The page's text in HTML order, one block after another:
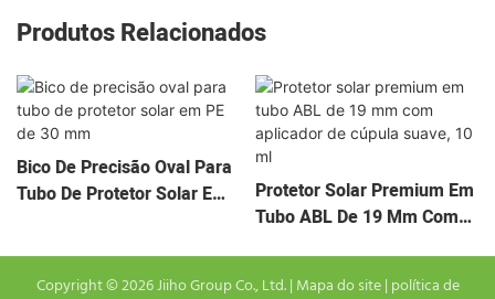
Produtos Relacionados
Bico De Precisão Oval Para
Tubo De Protetor Solar Em
Protetor Solar Premium Em
Tubo ABL De 19 Mm Com
Copyright © 2026 Jiiho Group Co., Ltd. | Mapa do site| política de